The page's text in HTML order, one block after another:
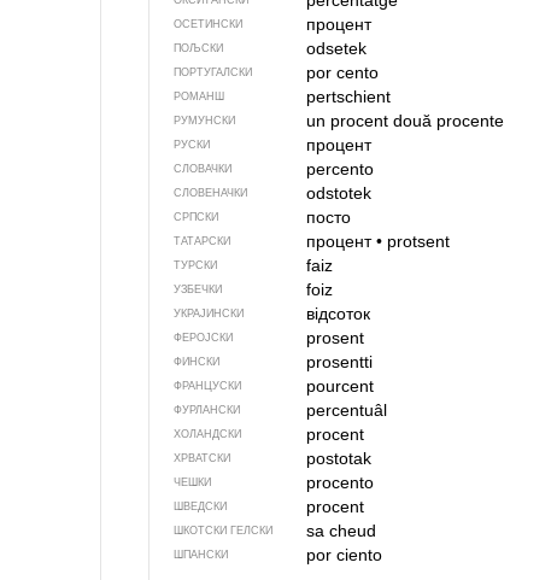
ОСЕТИНСКИ процент
ПОЉСКИ odsetek
ПОРТУГАЛСКИ por cento
РОМАНШ pertschient
РУМУНСКИ un procent două procente
РУСКИ процент
СЛОВАЧКИ percento
СЛОВЕНАЧКИ odstotek
СРПСКИ посто
ТАТАРСКИ процент• protsent
ТУРСКИ faiz
УЗБЕЧКИ foiz
УКРАЈИНСКИ відсоток
ФЕРОЈСКИ prosent
ФИНСКИ prosentti
ФРАНЦУСКИ pourcent
ФУРЛАНСКИ percentuâl
ХОЛАНДСКИ procent
ХРВАТСКИ postotak
ЧЕШКИ procento
ШВЕДСКИ procent
ШКОТСКИ ГЕЛСКИ sa cheud
ШПАНСКИ por ciento